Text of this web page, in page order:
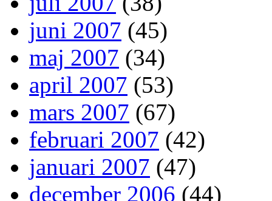
juni 2007 (45)
maj 2007 (34)
april 2007 (53)
mars 2007 (67)
februari 2007 (42)
januari 2007 (47)
december 2006 (44)